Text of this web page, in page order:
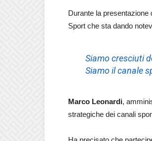
Durante la
Sport che sta dando
Siamo cresciuti
Siamo il canale
Marco Leonardi,
strategiche dei canali